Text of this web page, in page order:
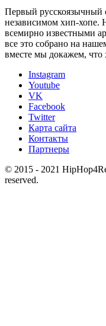
Первый русскоязычный
независимом хип-хопе.
всемирно известными
все это собрано на
вместе мы докажем,
Instagram
Youtube
VK
Facebook
Twitter
Карта сайта
Контакты
Партнеры
© 2015 - 2021
reserved.